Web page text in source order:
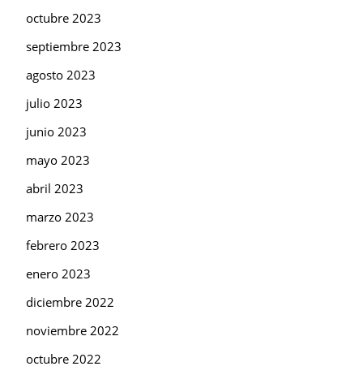
octubre 2023
septiembre 2023
agosto 2023
julio 2023
junio 2023
mayo 2023
abril 2023
marzo 2023
febrero 2023
enero 2023
diciembre 2022
noviembre 2022
octubre 2022